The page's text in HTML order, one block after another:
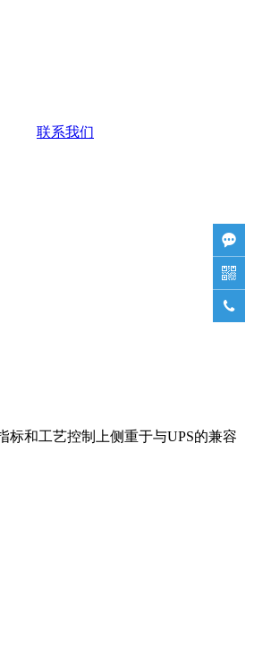
联系我们
和工艺控制上侧重于与UPS的兼容


